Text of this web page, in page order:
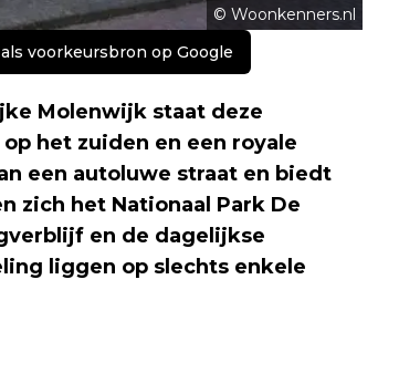
© Woonkenners.nl
voorkeursbron op Google
Molenwijk staat deze
het zuiden en een royale
een autoluwe straat en biedt
zich het Nationaal Park De
en de dagelijkse
liggen op slechts enkele